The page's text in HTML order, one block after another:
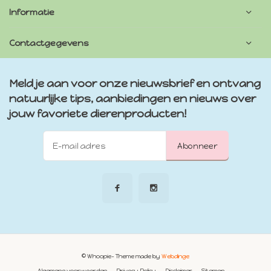
Informatie
Contactgegevens
Meld je aan voor onze nieuwsbrief en ontvang
natuurlijke tips, aanbiedingen en nieuws over
jouw favoriete dierenproducten!
Abonneer
© Whoopie- Theme made by Webdinge